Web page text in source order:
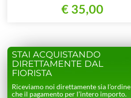
€ 35,00
STAI ACQUISTANDO
DIRETTAMENTE DAL
FIORISTA
Riceviamo noi direttamente sia l’ordine
che il pagamento per l’intero importo.